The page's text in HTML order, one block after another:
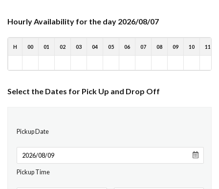
Hourly Availability for the day 2026/08/07
H 00 01 02 03 04 05 06 07 08 09 10 11
Select the Dates for Pick Up and Drop Off
Pickup Date
Pickup Time